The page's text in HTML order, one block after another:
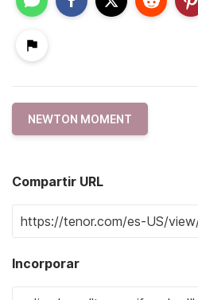
NEWTON MOMENT
Compartir URL
Incorporar